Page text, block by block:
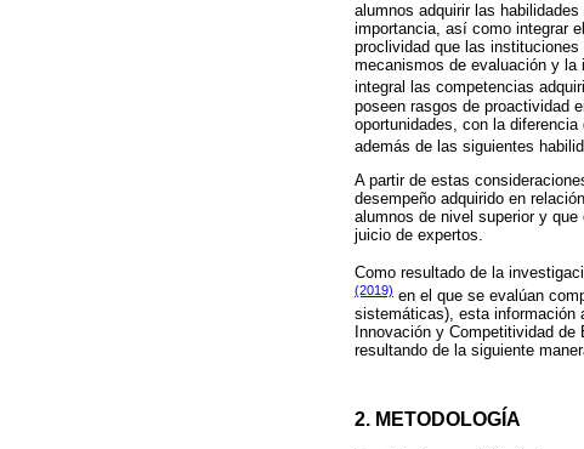
alumnos adquirir las
importancia, así como integrar
proclividad que las
mecanismos de evaluación y la
integral las competencias
poseen rasgos de proactividad
oportunidades, con la
además de las siguientes
A partir de estas
desempeño adquirido en
alumnos de nivel superior y
juicio de expertos.
Como resultado de la
(2019) en el que se evalúan
sistemáticas), esta información
Innovación y Competitividad
resultando de la siguiente
2. METODOLOGÍA